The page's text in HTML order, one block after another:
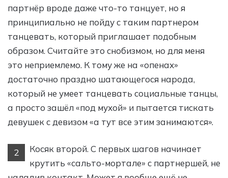
партнёр вроде даже что-то танцует, но я
принципиально не пойду с таким партнером
танцевать, который приглашает подобным
образом. Считайте это снобизмом, но для меня
это неприемлемо. К тому же на «опенах»
достаточно праздно шатающегося народа,
который не умеет танцевать социальные танцы,
а просто зашёл «под мухой» и пытается тискать
девушек с девизом «а тут все этим занимаются».
2
Косяк второй. С первых шагов начинает
крутить «сальто-мортале» с партнершей, не